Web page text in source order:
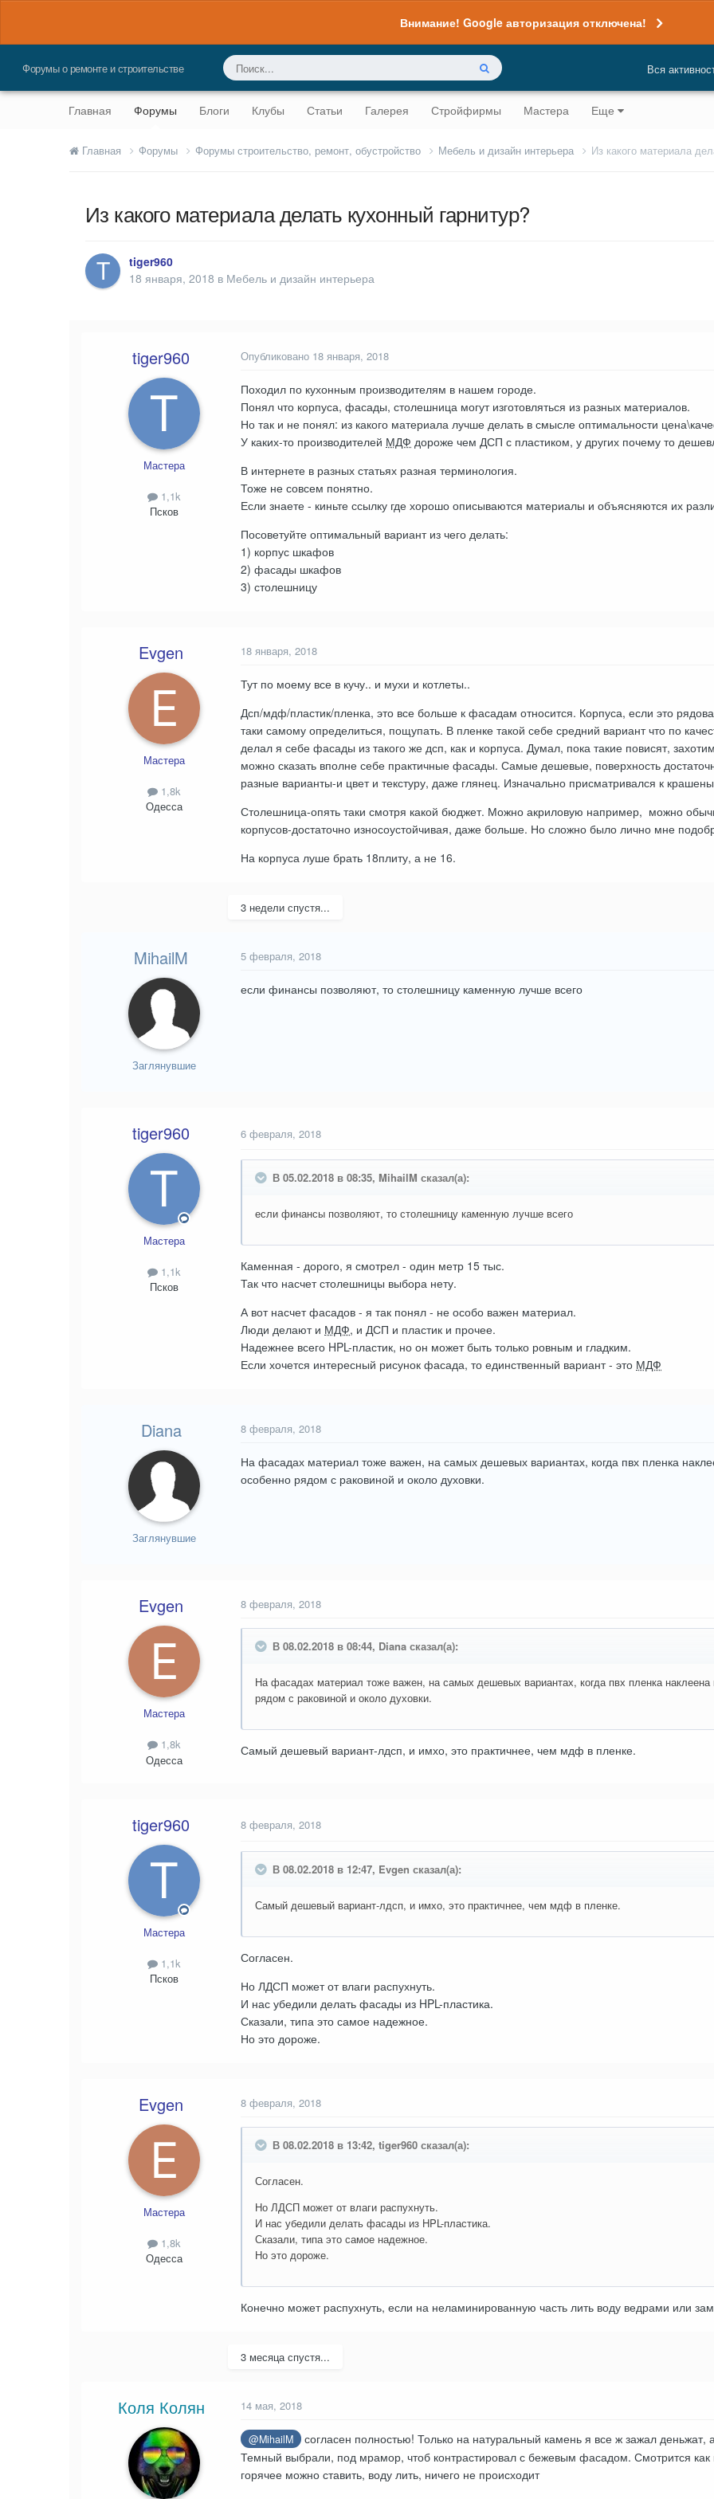
Внимание! Google авторизация отключена!
Форумы о ремонте и строительстве Вся
Главная Форумы Блоги Клубы Статьи Галерея Стройфирмы Мастера Еще
Главная Форумы Форумы строительство, ремонт, обустройство Мебель и дизайн интерьера Из какого материала
Из какого материала делать кухонный гарнитур?
tiger960
18 января, 2018 в Мебель и дизайн интерьера
tiger960
Мастера
1,1k
Псков
Опубликовано 18 января, 2018
Походил по кухонным производителям в нашем городе.
Понял что корпуса, фасады, столешница могут изготовляться из разных материалов.
Но так и не понял: из какого материала лучше делать в смысле оптимальности
У каких-то производителей МДФ дороже чем ДСП с пластиком, у других почему то
В интернете в разных статьях разная терминология.
Тоже не совсем понятно.
Если знаете - киньте ссылку где хорошо описываются материалы и объясняются их
Посоветуйте оптимальный вариант из чего делать:
1) корпус шкафов
2) фасады шкафов
3) столешницу
Evgen
Мастера
1,8k
Одесса
18 января, 2018
Тут по моему все в кучу.. и мухи и котлеты..
Дсп/мдф/пластик/пленка, это все больше к фасадам относится. Корпуса, если это
таки самому определиться, пощупать. В пленке такой себе средний вариант что по
делал я себе фасады из такого же дсп, как и корпуса. Думал, пока такие повисят,
можно сказать вполне себе практичные фасады. Самые дешевые, поверхность
разные варианты-и цвет и текстуру, даже глянец. Изначально присматривался к
Столешница-опять таки смотря какой бюджет. Можно акриловую например, можно
корпусов-достаточно износоустойчивая, даже больше. Но сложно было лично мне
На корпуса луше брать 18плиту, а не 16.
3 недели спустя...
MihailM
Заглянувшие
5 февраля, 2018
если финансы позволяют, то столешницу каменную лучше всего
tiger960
Мастера
1,1k
Псков
6 февраля, 2018
В 05.02.2018 в 08:35, MihailM сказал(а):
если финансы позволяют, то столешницу каменную лучше всего
Каменная - дорого, я смотрел - один метр 15 тыс.
Так что насчет столешницы выбора нету.
А вот насчет фасадов - я так понял - не особо важен материал.
Люди делают и МДФ, и ДСП и пластик и прочее.
Надежнее всего HPL-пластик, но он может быть только ровным и гладким.
Если хочется интересный рисунок фасада, то единственный вариант - это МДФ
Diana
Заглянувшие
8 февраля, 2018
На фасадах материал тоже важен, на самых дешевых вариантах, когда пвх пленка
особенно рядом с раковиной и около духовки.
Evgen
Мастера
1,8k
Одесса
8 февраля, 2018
В 08.02.2018 в 08:44, Diana сказал(а):
На фасадах материал тоже важен, на самых дешевых вариантах, когда пвх пленка
рядом с раковиной и около духовки.
Самый дешевый вариант-лдсп, и имхо, это практичнее, чем мдф в пленке.
tiger960
Мастера
1,1k
Псков
8 февраля, 2018
В 08.02.2018 в 12:47, Evgen сказал(а):
Самый дешевый вариант-лдсп, и имхо, это практичнее, чем мдф в пленке.
Согласен.
Но ЛДСП может от влаги распухнуть.
И нас убедили делать фасады из HPL-пластика.
Сказали, типа это самое надежное.
Но это дороже.
Evgen
Мастера
1,8k
Одесса
8 февраля, 2018
В 08.02.2018 в 13:42, tiger960 сказал(а):
Согласен.
Но ЛДСП может от влаги распухнуть.
И нас убедили делать фасады из HPL-пластика.
Сказали, типа это самое надежное.
Но это дороже.
Конечно может распухнуть, если на неламинированную часть лить воду ведрами или
3 месяца спустя...
Коля Колян 14 мая, 2018
@MihailM
согласен полностью! Только на натуральный камень я все ж зажал деньжат,
Темный выбрали, под мрамор, чтоб контрастировал с бежевым фасадом. Смотрится как
горячее можно ставить, воду лить, ничего не происходит